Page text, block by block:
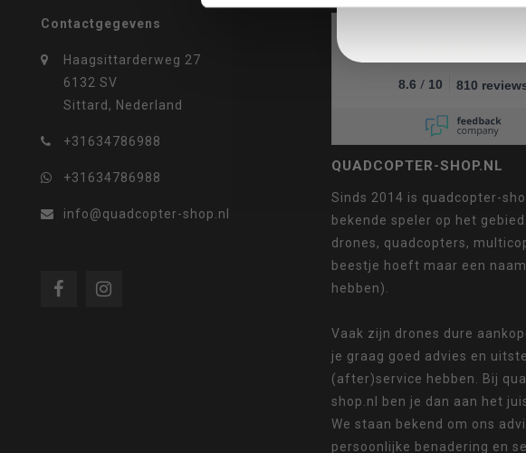
Contactgegevens
Haagsittarderweg 27
6132 SV
Sittard, Nederland
+31634786988
+31634786988
info@quadcopter-shop.nl
8.6 / 10 810
QUADCOPTER-SHOP.NL
Sinds 2014 is quadcopter-
bekende speler op het gebied
drones, quadcopters,
beestje hoeft maar een
hebben).
Vaak zijn drones dure
je graag goed advies en
(after)service hebben. Bij
shop.nl ben je dan aan het
We staan bekend om ons
persoonlijke benadering en